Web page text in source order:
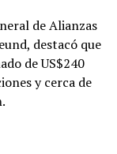
de Alianzas
destacó que
de US$240
y cerca de